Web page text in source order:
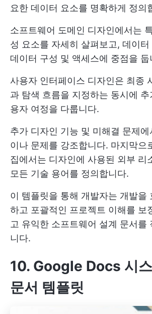
요한 데이터 요소를 명확하게 정의
소프트웨어 도메인 디자인에서는
성 요소를 자세히 살펴보고, 데이
데이터 구성 및 액세스에 중점을 둡
사용자 인터페이스 디자인은 최종
과 탐색 흐름을 지정하는 동시에
용자 여정을 다룹니다.
추가 디자인 기능 및 미해결 문제
이나 문제를 강조합니다. 마지막으
집에서는 디자인에 사용된 외부 리
모든 기술 용어를 정의합니다.
이 템플릿을 통해 개발자는 개발을
하고 포괄적인 프로젝트 이해를 보
고 유익한 소프트웨어 설계 문서를
니다.
10. Google Docs 시
문서 템플릿